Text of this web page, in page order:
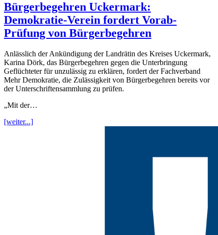
Bürgerbegehren Uckermark:
Demokratie-Verein fordert Vorab-
Prüfung von Bürgerbegehren
Anlässlich der Ankündigung der Landrätin des Kreises Uckermark,
Karina Dörk, das Bürgerbegehren gegen die Unterbringung
Geflüchteter für unzulässig zu erklären, fordert der Fachverband
Mehr Demokratie, die Zulässigkeit von Bürgerbegehren bereits vor
der Unterschriftensammlung zu prüfen.
„Mit der…
[weiter...]